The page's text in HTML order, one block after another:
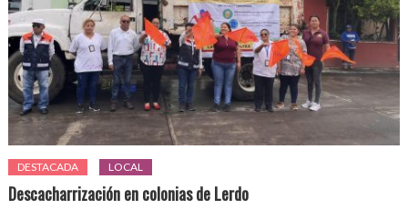
DESTACADA LOCAL
Descacharrización en colonias de Lerdo